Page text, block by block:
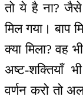
तो ये है ना? जैसे
मिल गया। बाप
क्या मिला? वह
अष्ट-शक्तियाँ
वर्णन करो तो